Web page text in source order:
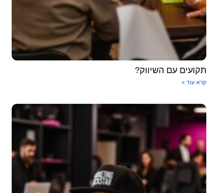
תקועים עם השיווק?
קרא עוד »